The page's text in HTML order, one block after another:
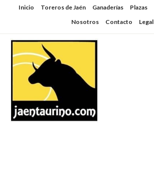
SaltarInicio Toreros de Jaén Ganaderías Plazas
Nosotros
Contacto Legal